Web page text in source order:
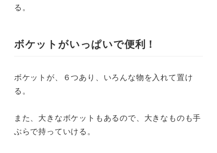
る。
ボケットがいっぱいで便利！
ボケットが、６つあり、いろんな物を入れて置け
る。
また、大きなボケットもあるので、大きなものも手
ぶらで持っていける。